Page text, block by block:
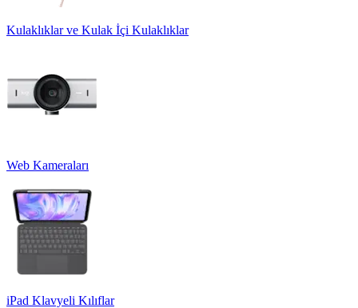
Kulaklıklar ve Kulak İçi Kulaklıklar
Web Kameraları
iPad Klavyeli Kılıflar